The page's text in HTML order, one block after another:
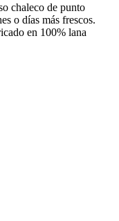
chaleco de punto
o días más frescos.
en 100% lana